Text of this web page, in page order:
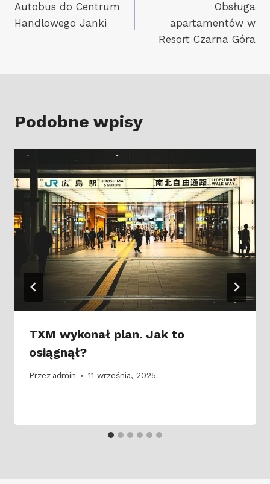
wpisu
Autobus do Centrum
Handlowego Janki
Obsługa
apartamentów w
Resort Czarna Góra
Podobne wpisy
TXM wykonał plan. Jak to
osiągnął?
Przez admin 11 września, 2025